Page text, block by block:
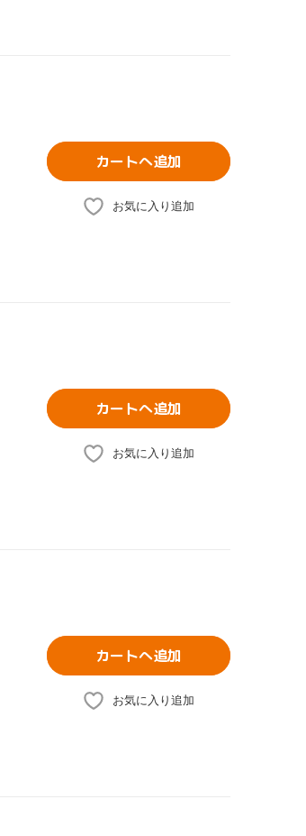
カートへ追加
お気に入り追加
カートへ追加
お気に入り追加
カートへ追加
お気に入り追加